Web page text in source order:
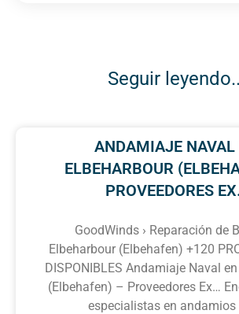
Seguir
ANDAMIAJE NAVAL
ELBEHARBOUR
PROVEEDORES
GoodWinds › Reparación de
Elbeharbour (Elbehafen) +120
DISPONIBLES Andamiaje Naval
(Elbehafen) – Proveedores Ex…
especialistas en andamios